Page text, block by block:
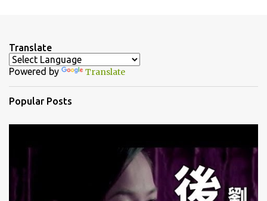
t
s
Translate
Powered by Translate
Popular Posts